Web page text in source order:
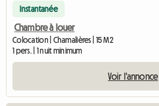
Instantanée
Chambre à louer
Colocation | Chamalières | 15 M2
1 pers. | 1 nuit minimum
Voir l'annonce